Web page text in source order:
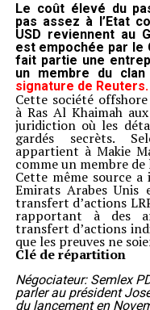
Le coût élevé du
pas assez à l’Etat
USD reviennent au
est empochée par le
fait partie une
un membre du clan
signature de Reuters.
Cette société
à Ras Al Khaimah
juridiction où les
gardés secrèts.
appartient à Makie
comme un membre
Cette même source a
Emirats Arabes
transfert d’actions
rapportant à des
transfert d’actions
que les preuves ne
Clé de répartition
Négociateur: Semlex
parler au président
du lancement en